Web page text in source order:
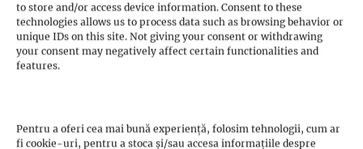
to store and/or access device information. Consent to these
technologies allows us to process data such as browsing behavior or
unique IDs on this site. Not giving your consent or withdrawing
your consent may negatively affect certain functionalities and
features.
Pentru a oferi cea mai bună experiență, folosim tehnologii, cum ar
fi cookie-uri, pentru a stoca și/sau accesa informațiile despre
multe piese care denunță opiniile lui Biddle. Cu
toate acestea, Cromwell, fidel principiului său
de libertate religioasă, a intervenit pentru a se